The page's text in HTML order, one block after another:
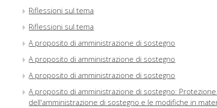
Riflessioni sul tema
Riflessioni sul tema
A proposito di amministrazione di sostegno
A proposito di amministrazione di sostegno
A proposito di amministrazione di sostegno
A proposito di amministrazione di sostegno:
dell'amministrazione di sostegno e le modifiche in